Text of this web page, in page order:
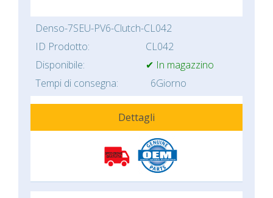
Denso-7SEU-PV6-Clutch-CL042
ID Prodotto:
CL042
Disponibile:
✔ In magazzino
Tempi di consegna:
6Giorno
Dettagli